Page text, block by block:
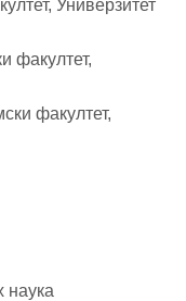
Универзитет
факултет,
факултет,
наука